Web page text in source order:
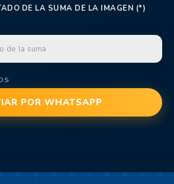
DE LA SUMA DE LA IMAGEN (*)